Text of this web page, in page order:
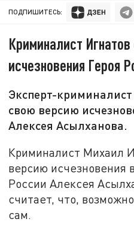
ПОДПИШИТЕСЬ:
Криминалист
исчезновения Героя
Эксперт-
свою версию
Алексея Асылханова.
Криминалист Михаил
версию исчезновения
России Алексея
считает, что,
сам.